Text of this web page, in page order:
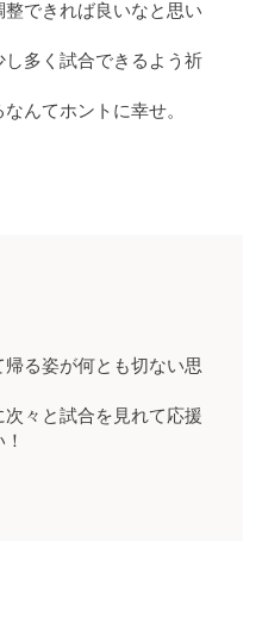
できれば良いなと思い
多く試合できるよう祈
んてホントに幸せ。
る姿が何とも切ない思
々と試合を見れて応援